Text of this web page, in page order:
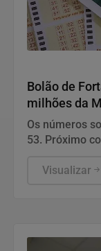
Bolão de
milhões da
Os números
53. Próximo
Visualizar